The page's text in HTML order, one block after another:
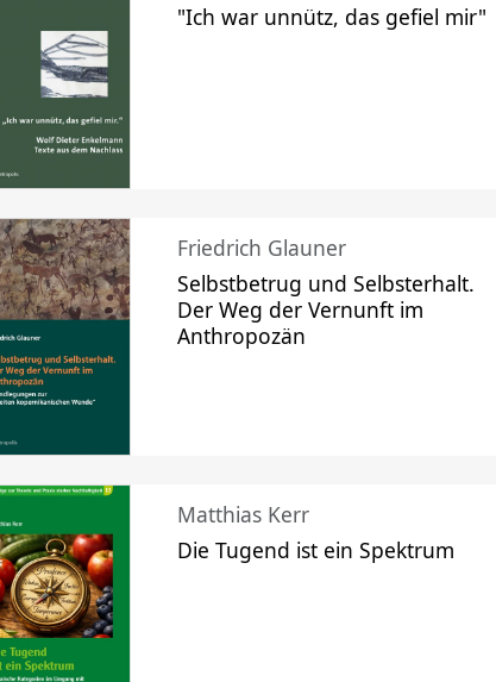
"Ich war unnütz, das gefiel mir"
Friedrich Glauner
Selbstbetrug und Selbsterhalt.
Der Weg der Vernunft im
Anthropozän
Matthias Kerr
Die Tugend ist ein Spektrum